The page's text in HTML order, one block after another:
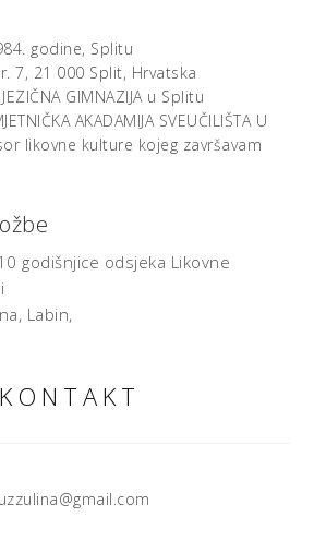
godine, Splitu
7, 21 000 Split, Hrvatska
GIMNAZIJA u Splitu
AKADAMIJA SVEUČILIŠTA U
likovne kulture kojeg završavam
godišnjice odsjeka Likovne
Labin,
KONTAKT